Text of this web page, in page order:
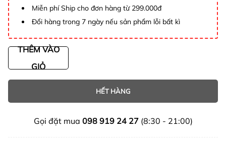
Miễn phí Ship cho đơn hàng từ 299.000đ
Đổi hàng trong 7 ngày nếu sản phẩm lỗi bất kì
THÊM VÀO
GIỎ
HẾT HÀNG
Gọi đặt mua 098 919 24 27(8:30 - 21:00)